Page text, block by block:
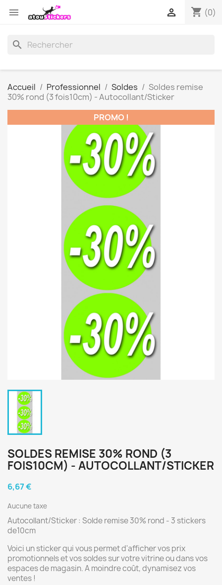
 shopping_cart (0)

search
Accueil Professionnel Soldes
Soldes remise
30% rond (3 fois10cm) - Autocollant/Sticker
PROMO !
SOLDES REMISE 30% ROND (3
FOIS10CM) - AUTOCOLLANT/STICKER
6,67 €
Aucune taxe
Autocollant/Sticker : Solde remise 30% rond - 3 stickers
de10cm
Voici un sticker qui vous permet d'afficher vos prix
promotionnels et vos soldes sur votre vitrine ou dans vos
espaces de magasin. A moindre coût, dynamisez vos
ventes !